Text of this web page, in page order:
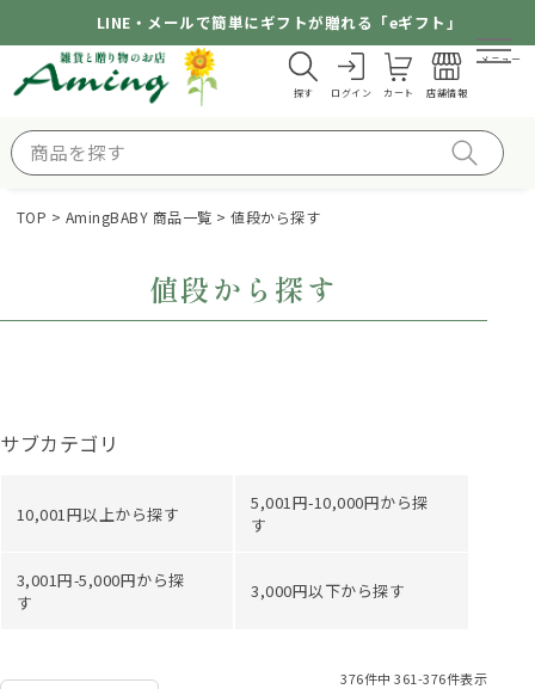
LINE・メールで簡単にギフトが贈れる「eギフト」
探す ログイン カート 店舗情報
メニュー
TOP AmingBABY 商品一覧 値段から探す
値段から探す
サブカテゴリ
10,001円以上から探す
5,001円-10,000円から探
す
3,001円-5,000円から探
す
3,000円以下から探す
376件中 361-376件表示